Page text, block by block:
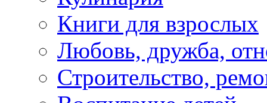
Книги для взрослых
Любовь, дружба,
Строительство,